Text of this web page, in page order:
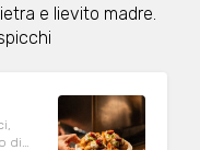
e lievito madre.
di